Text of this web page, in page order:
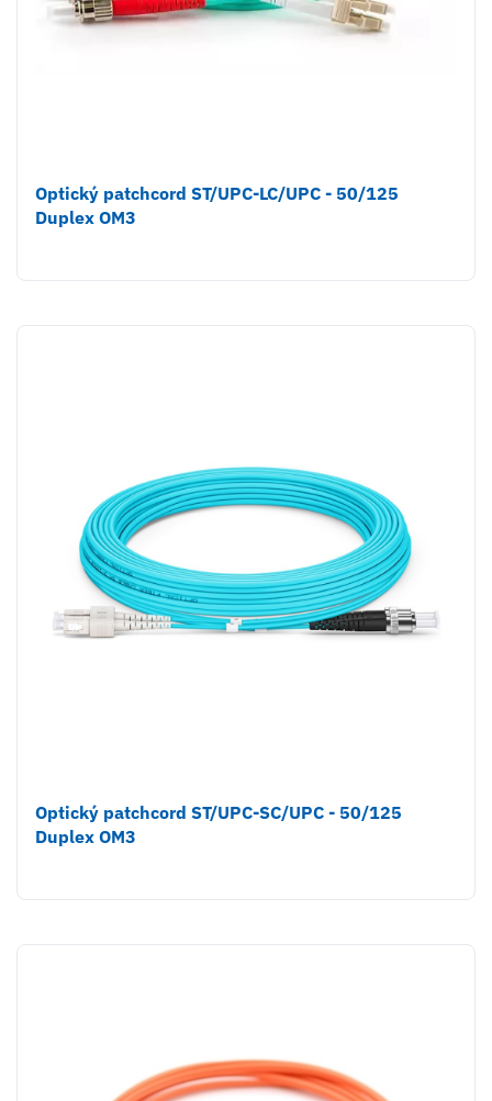
Optický patchcord ST/UPC-LC/UPC - 50/125
Duplex OM3
Optický patchcord ST/UPC-SC/UPC - 50/125
Duplex OM3